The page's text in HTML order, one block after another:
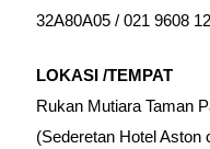
32A80A05 / 021 9608
LOKASI /TEMPAT
Rukan Mutiara Taman
(Sederetan Hotel